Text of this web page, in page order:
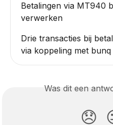
Betalingen via MT940
verwerken
Drie transacties bij
via koppeling met bunq
Was dit een
😞